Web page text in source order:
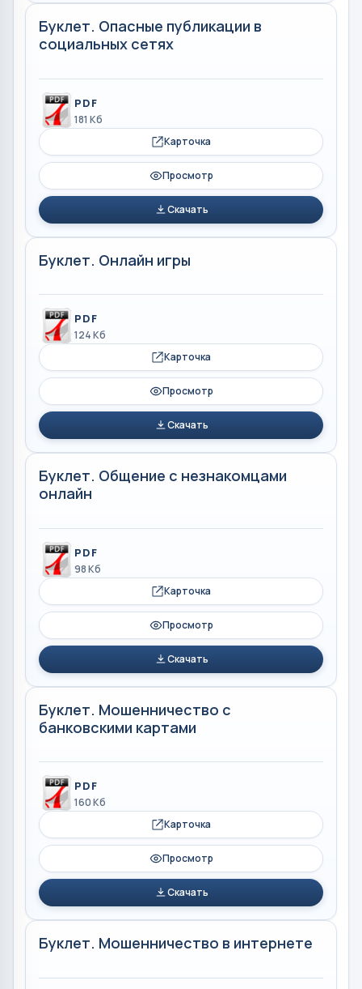
Буклет. Опасные публикации в
социальных сетях
PDF
181 Кб
Карточка
Просмотр
Скачать
Буклет. Онлайн игры
PDF
124 Кб
Карточка
Просмотр
Скачать
Буклет. Общение с незнакомцами
онлайн
PDF
98 Кб
Карточка
Просмотр
Скачать
Буклет. Мошенничество с
банковскими картами
PDF
160 Кб
Карточка
Просмотр
Скачать
Буклет. Мошенничество в интернете